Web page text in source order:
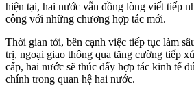
hiện tại, hai nước vẫn đồng lòng viết tiếp
công với những chương hợp tác mới.
Thời gian tới, bên cạnh việc tiếp tục làm
trị, ngoại giao thông qua tăng cường tiếp
cấp, hai nước sẽ thúc đẩy hợp tác kinh tế
chính trong quan hệ hai nước.